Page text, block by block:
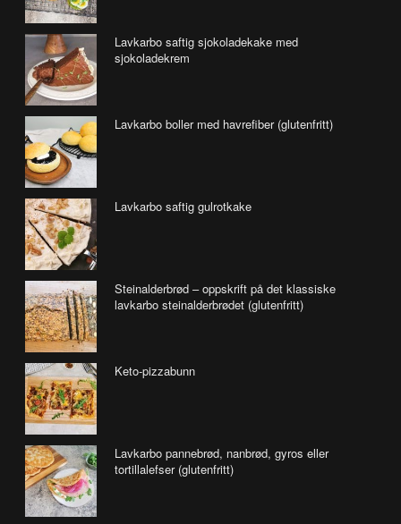
Lavkarbo saftig sjokoladekake med
sjokoladekrem
Lavkarbo boller med havrefiber (glutenfritt)
Lavkarbo saftig gulrotkake
Steinalderbrød – oppskrift på det klassiske
lavkarbo steinalderbrødet (glutenfritt)
Keto-pizzabunn
Lavkarbo pannebrød, nanbrød, gyros eller
tortillalefser (glutenfritt)